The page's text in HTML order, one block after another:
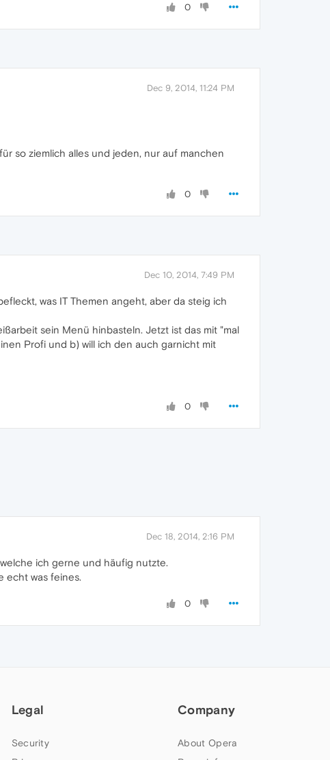
0
Dec 9, 2014, 11:24 PM
so ziemlich alles und jeden, nur auf manchen
0
Dec 10, 2014, 7:49 PM
was IT Themen angeht, aber da steig ich
sein Menü hinbasteln. Jetzt ist das mit "mal
Profi und b) will ich den auch garnicht mit
0
Dec 18, 2014, 2:16 PM
ich gerne und häufig nutzte.
echt was feines.
0
Legal
Security
Company
About Opera